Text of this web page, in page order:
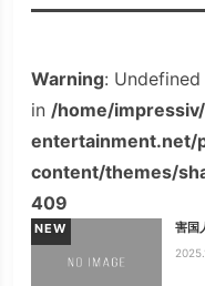
Warning:
in /home/
entertainment.net/
content/themes/
409
NEW 害国